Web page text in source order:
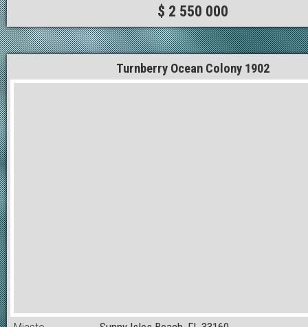
$ 2 550 000
Turnberry Ocean Colony 1902